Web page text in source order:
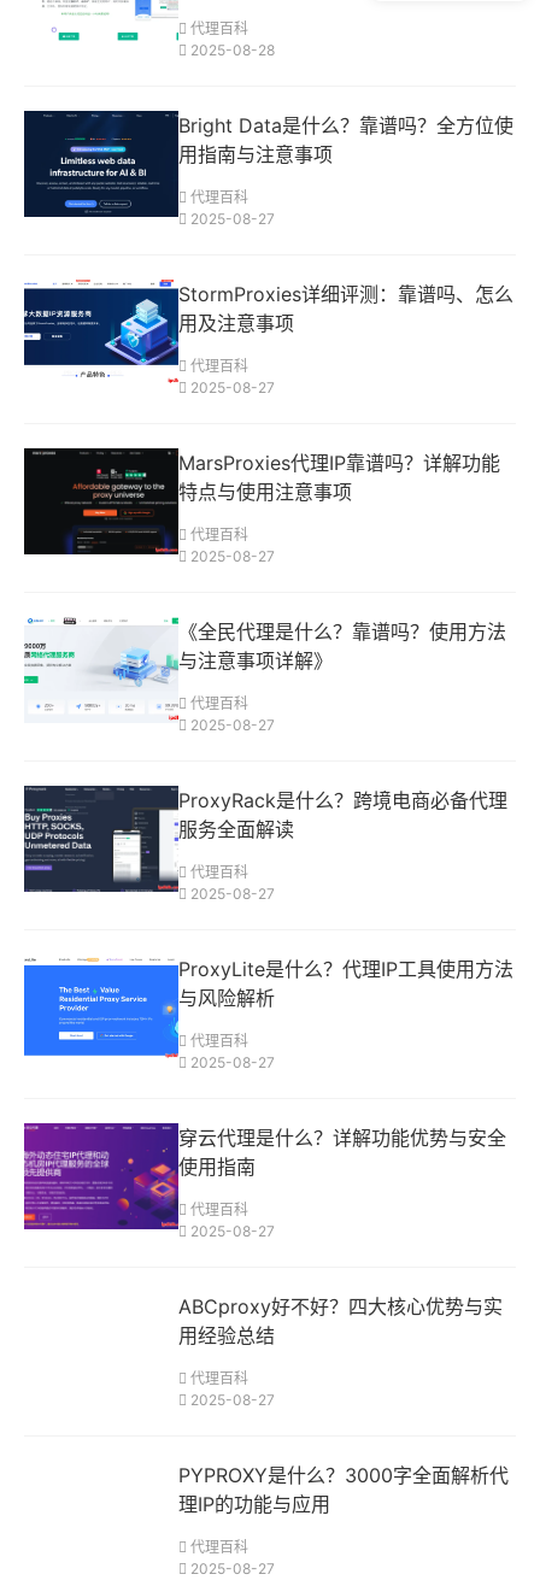
代理百科
2025-08-28
Bright Data是什么？靠谱吗？全方位使
用指南与注意事项
代理百科
2025-08-27
StormProxies详细评测：靠谱吗、怎么
用及注意事项
代理百科
2025-08-27
MarsProxies代理IP靠谱吗？详解功能
特点与使用注意事项
代理百科
2025-08-27
《全民代理是什么？靠谱吗？使用方法
与注意事项详解》
代理百科
2025-08-27
ProxyRack是什么？跨境电商必备代理
服务全面解读
代理百科
2025-08-27
ProxyLite是什么？代理IP工具使用方法
与风险解析
代理百科
2025-08-27
穿云代理是什么？详解功能优势与安全
使用指南
代理百科
2025-08-27
ABCproxy好不好？四大核心优势与实
用经验总结
代理百科
2025-08-27
PYPROXY是什么？3000字全面解析代
理IP的功能与应用
代理百科
2025-08-27